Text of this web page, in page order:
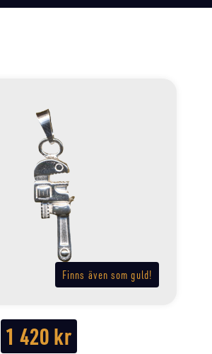
Finns även som guld!
1 420kr